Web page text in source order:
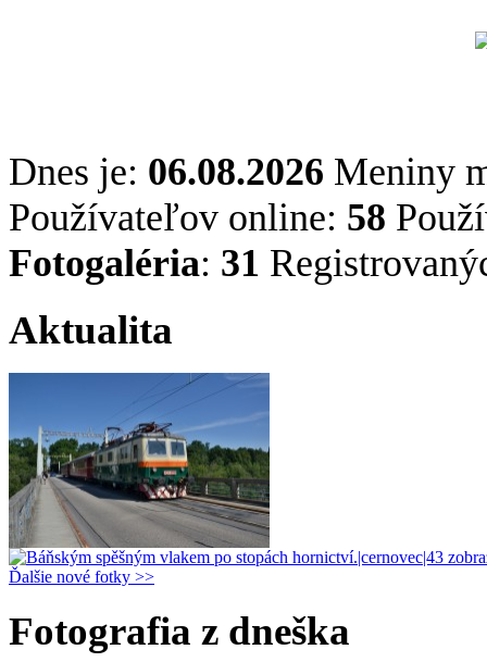
Dnes je: 06.08.2026 Meniny
Používateľov online: 58
Fotogaléria: 31
Aktualita
Ďalšie nové fotky >>
Fotografia z dneška